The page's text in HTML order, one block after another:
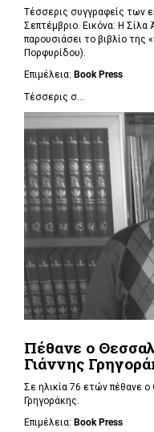
Τέσσερις συγγραφείς των
Σεπτέμβριο. Εικόνα: Η Σίλα
παρουσιάσει το βιβλίο
Πορφυρίδου).
Επιμέλεια: Book Press
Τέσσερις σ...
Πέθανε ο
Γιάννης
Σε ηλικία 76 ετών πέθανε ο
Γρηγοράκης.
Επιμέλεια: Book Press